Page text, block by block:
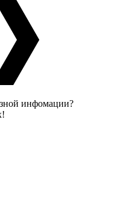
инфомации?